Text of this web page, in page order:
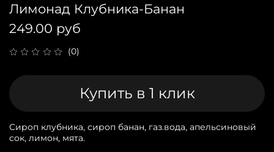
(0)
Лимонад Клубника-Банан
249.00 руб
Купить в 1 клик
Сироп клубника, сироп банан, газ.вода, апельсиновый
сок, лимон, мята.